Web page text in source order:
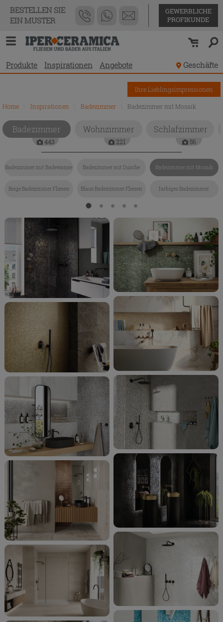
BESTELLEN SIE
EIN MUSTER
GEWERBLICHE
PROFIKUNDE
Produkte Inspirationen Angebote Geschäfte
Home Inspirationen Badezimmer Badezimmer mit Mosaik
Ihre Lieblingsimpressionen
Badezimmer
443
Wohnzimmer
221
Schlafzimmer
56
Badezimmer mit Badewanne Badezimmer mit Dusche Badezimmer mit Mosaik
Beige Badezimmer Fliesen Blaue Badezimmer Fliesen farbiges Badezimmer